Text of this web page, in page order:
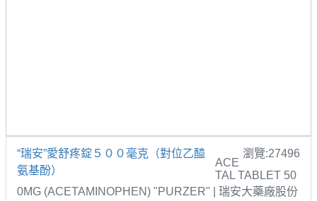
“瑞安”愛舒疼錠５００毫克（對位乙醯
氨基酚）
瀏覽:27496
ACE
TAL TABLET 50
0MG (ACETAMINOPHEN) "PURZER" | 瑞安大藥廠股份